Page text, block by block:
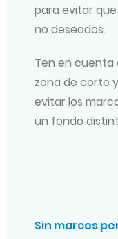
para evitar
no deseados.
Ten en cuenta
zona de corte
evitar los
un fondo
Sin marcos